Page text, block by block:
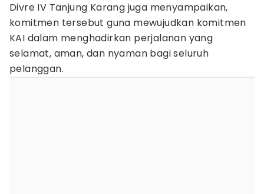
Divre IV Tanjung Karang juga menyampaikan,
komitmen tersebut guna mewujudkan komitmen
KAI dalam menghadirkan perjalanan yang
selamat, aman, dan nyaman bagi seluruh
pelanggan.